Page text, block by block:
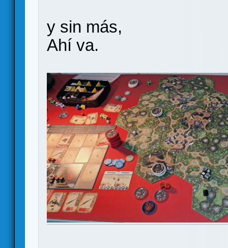
y sin más,
Ahí va.